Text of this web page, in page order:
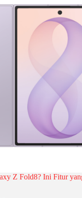
Z Fold8? Ini Fitur